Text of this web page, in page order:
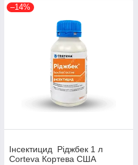
–14%
Інсектицид Ріджбек 1 л
Corteva Кортева США